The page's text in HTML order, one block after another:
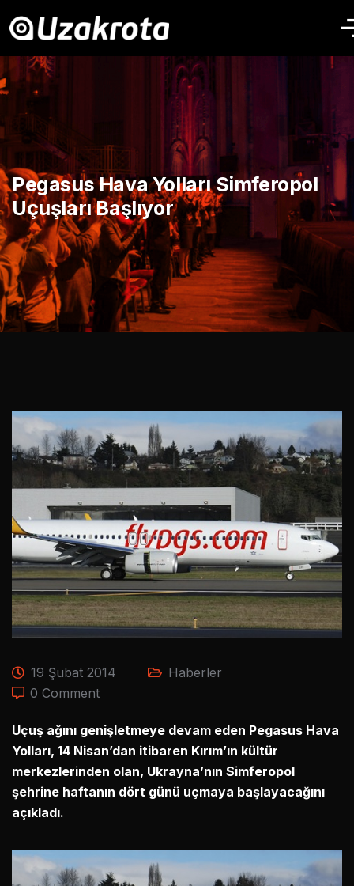
Pegasus Hava Yolları Simferopol
Uçuşları Başlıyor
19 Şubat 2014
Haberler
0 Comment
Uçuş ağını genişletmeye devam eden Pegasus Hava
Yolları, 14 Nisan’dan itibaren Kırım’ın kültür
merkezlerinden olan, Ukrayna’nın Simferopol
şehrine haftanın dört günü uçmaya başlayacağını
açıkladı.